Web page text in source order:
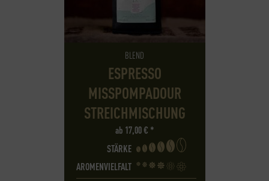
BLEND
ESPRESSO
MISSPOMPADOUR
STREICHMISCHUNG
ab 17,00€ *
STÄRKE
AROMENVIELFALT